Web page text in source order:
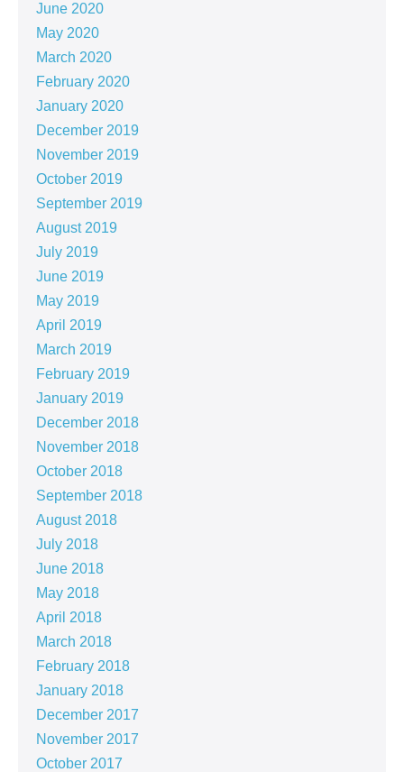
June 2020
May 2020
March 2020
February 2020
January 2020
December 2019
November 2019
October 2019
September 2019
August 2019
July 2019
June 2019
May 2019
April 2019
March 2019
February 2019
January 2019
December 2018
November 2018
October 2018
September 2018
August 2018
July 2018
June 2018
May 2018
April 2018
March 2018
February 2018
January 2018
December 2017
November 2017
October 2017